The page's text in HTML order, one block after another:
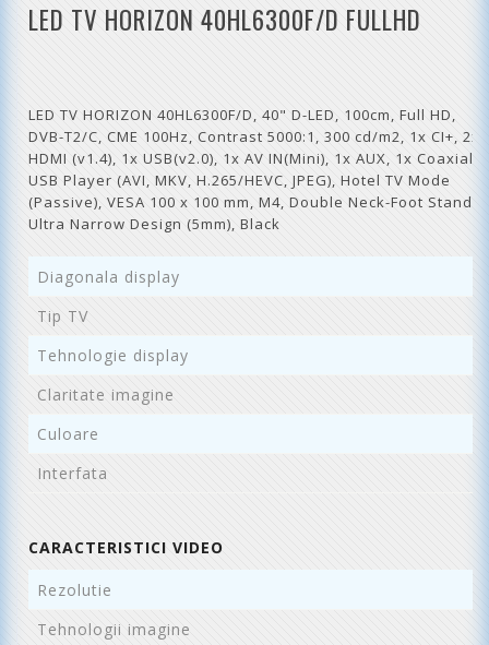
LED TV HORIZON 40HL6300F/D FULLHD
LED TV HORIZON 40HL6300F/D, 40" D-LED, 100cm, Full HD,
DVB-T2/C, CME 100Hz, Contrast 5000:1, 300 cd/m2, 1x CI+, 2x
HDMI (v1.4), 1x USB(v2.0), 1x AV IN(Mini), 1x AUX, 1x Coaxial,
USB Player (AVI, MKV, H.265/HEVC, JPEG), Hotel TV Mode
(Passive), VESA 100 x 100 mm, M4, Double Neck-Foot Stand,
Ultra Narrow Design (5mm), Black
Diagonala display
Tip TV
Tehnologie display
Claritate imagine
Culoare
Interfata
CARACTERISTICI VIDEO
Rezolutie
Tehnologii imagine